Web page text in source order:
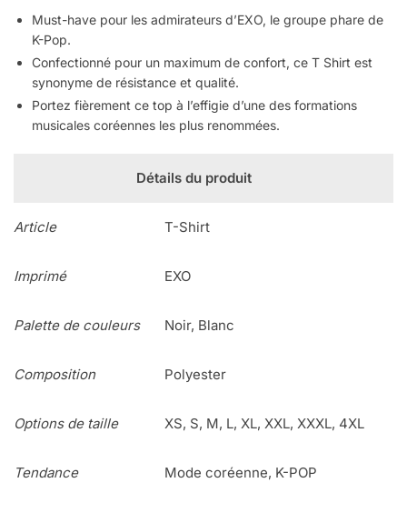
Must-have pour les admirateurs d’EXO, le groupe phare de
K-Pop.
Confectionné pour un maximum de confort, ce T Shirt est
synonyme de résistance et qualité.
Portez fièrement ce top à l’effigie d’une des formations
musicales coréennes les plus renommées.
Détails du produit
Article T-Shirt
Imprimé EXO
Palette de couleurs Noir, Blanc
Composition Polyester
Options de taille XS, S, M, L, XL, XXL, XXXL, 4XL
Tendance Mode coréenne, K-POP